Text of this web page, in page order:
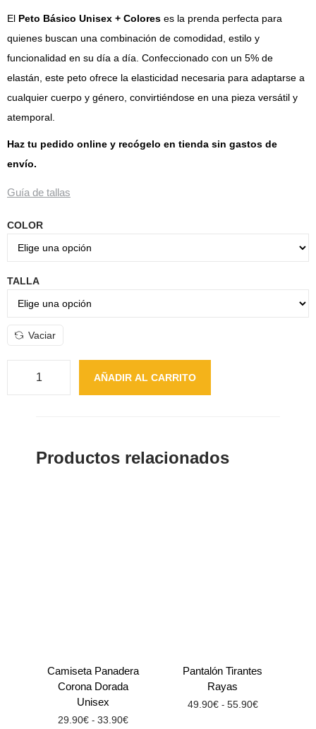
El Peto Básico Unisex + Colores es la prenda perfecta para
quienes buscan una combinación de comodidad, estilo y
funcionalidad en su día a día. Confeccionado con un 5% de
elastán, este peto ofrece la elasticidad necesaria para adaptarse a
cualquier cuerpo y género, convirtiéndose en una pieza versátil y
atemporal.
Haz tu pedido online y recógelo en tienda sin gastos de
envío.
Guía de tallas
COLOR
TALLA
Vaciar
AÑADIR AL CARRITO
Productos relacionados
Camiseta Panadera
Corona Dorada
Unisex
29.90€ - 33.90€
Pantalón Tirantes
Rayas
49.90€ - 55.90€